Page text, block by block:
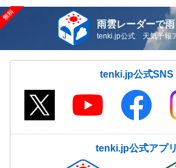
雨雲レーダーで雨
tenki.jp公式 天気予報
tenki.jp公式SNS
tenki.jp公式アプリ